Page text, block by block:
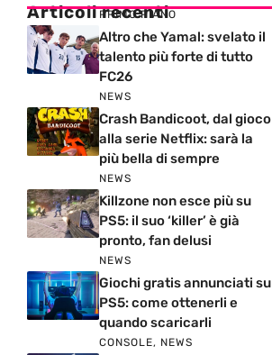
Articoli recenti
PRIMO PIANO
Altro che Yamal: svelato il
talento più forte di tutto
FC26
NEWS
Crash Bandicoot, dal gioco
alla serie Netflix: sarà la
più bella di sempre
NEWS
Killzone non esce più su
PS5: il suo ‘killer’ è già
pronto, fan delusi
NEWS
Giochi gratis annunciati su
PS5: come ottenerli e
quando scaricarli
CONSOLE, NEWS